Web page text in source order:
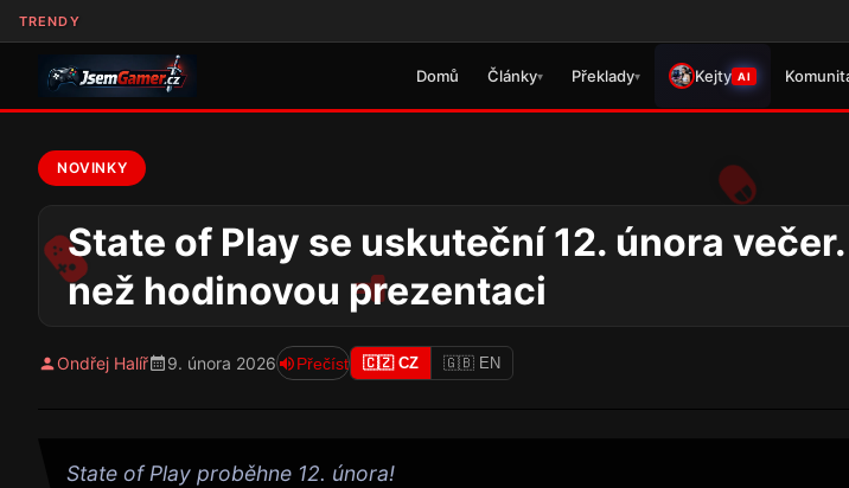
TRENDY
Domů Články▾ Překlady▾ Kejty AI
NOVINKY
State of Play se uskuteční 12. února
než hodinovou prezentaci
Ondřej Halíř 9. února 2026 Přečíst 🇨🇿 CZ 🇬🇧 EN
State of Play proběhne 12. února!